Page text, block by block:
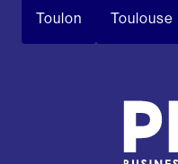
Toulon Toulouse